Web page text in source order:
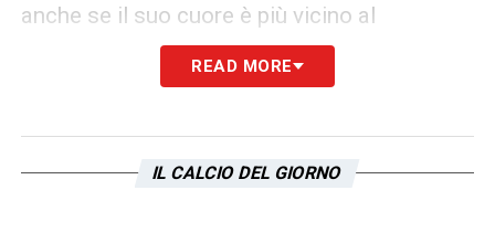
anche se il suo cuore è più vicino al
per contendersi loScudettoe l’ex calciatore
si è espresso a riguardo ai microfoni di
READ MORE
IL CALCIO DEL GIORNO